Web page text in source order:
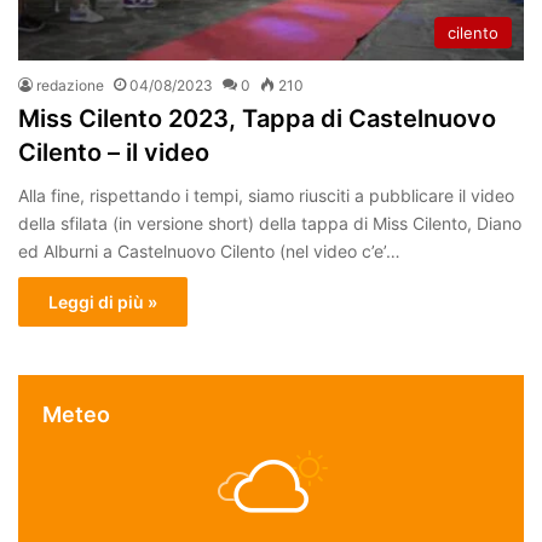
cilento
redazione 04/08/2023 0 210
Miss Cilento 2023, Tappa di Castelnuovo
Cilento – il video
Alla fine, rispettando i tempi, siamo riusciti a pubblicare il video
della sfilata (in versione short) della tappa di Miss Cilento, Diano
ed Alburni a Castelnuovo Cilento (nel video c’e’…
Leggi di più »
Meteo